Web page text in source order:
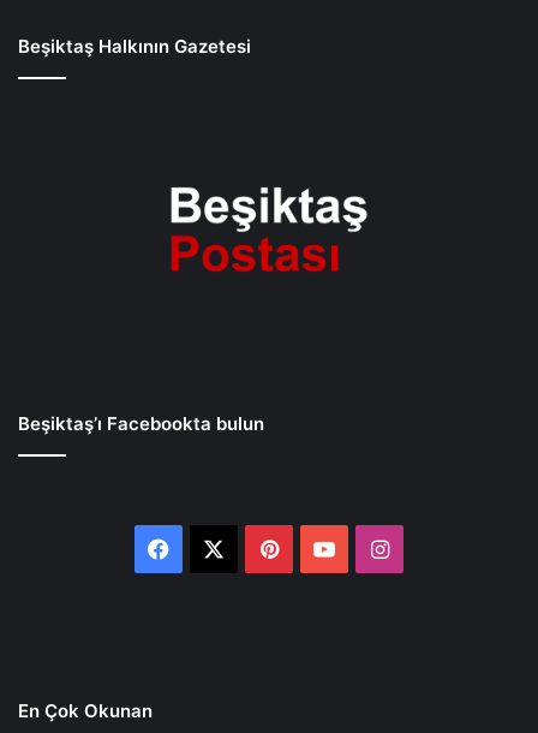
Beşiktaş Halkının Gazetesi
Beşiktaş’ı Facebookta bulun
Facebook PinterestYouTubeInstagram
En Çok Okunan